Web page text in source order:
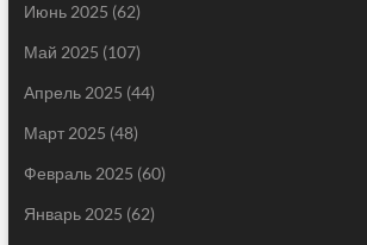
Июнь 2025 (62)
Май 2025 (107)
Апрель 2025 (44)
Март 2025 (48)
Февраль 2025 (60)
Январь 2025 (62)